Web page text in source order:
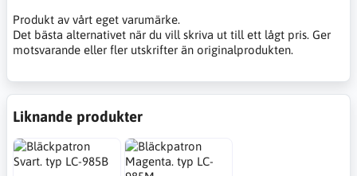
Produkt av vårt eget varumärke.
Det bästa alternativet när du vill skriva ut till ett lågt pris. Ger
motsvarande eller fler utskrifter än originalprodukten.
Liknande produkter